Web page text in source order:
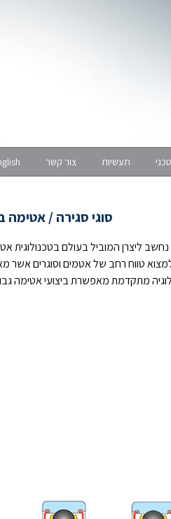
תעשיות צור קשר
סוגי סגירה / אטימה
למצוא טווח רחב של אטמים וסוגרים
מתקדמת מאפשרת ביצועי אטימה